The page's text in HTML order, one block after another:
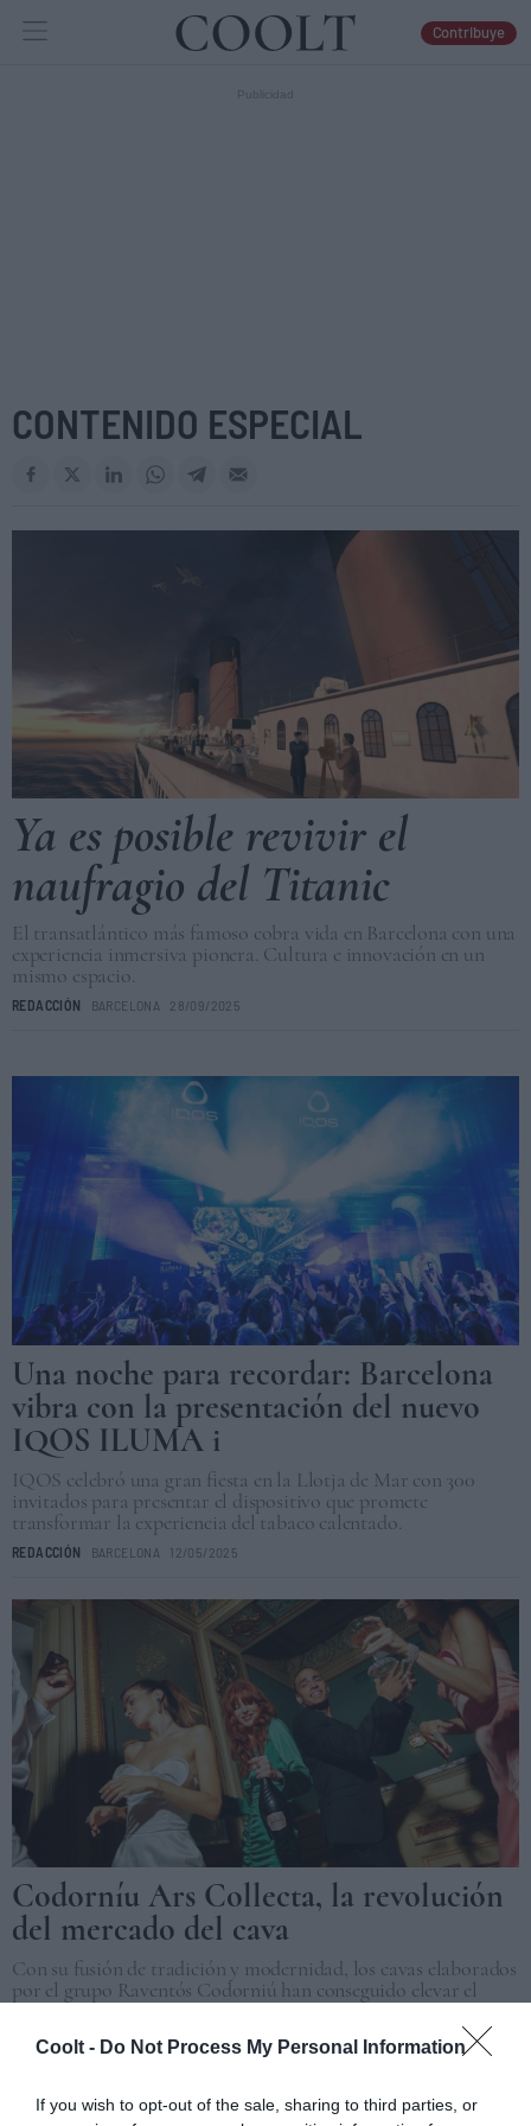
Coolt - Do Not Process My Personal Information
If you wish to opt-out of the sale, sharing to third parties, or
IDEAS
Contribuye
CONTENIDO ESPECIAL
Ya es posible revivir el
naufragio del Titanic
El transatlántico más famoso cobra vida en Barcelona con una
experiencia inmersiva pionera. Cultura e innovación en un
mismo espacio.
REDACCIÓN BARCELONA 28/09/2025
Una noche para recordar: Barcelona
vibra con la presentación del nuevo
IQOS ILUMA i
IQOS celebró una gran fiesta en la Llotja de Mar con 300
invitados para presentar el dispositivo que promete
transformar la experiencia del tabaco calentado.
REDACCIÓN BARCELONA 12/05/2025
Codorníu Ars Collecta, la revolución
del mercado del cava
Con su fusión de tradición y modernidad, los cavas elaborados
por el grupo Raventós Codorniú han conseguido elevar el
nivel de este vino espumoso.
REDACCIÓN 09/05/2023